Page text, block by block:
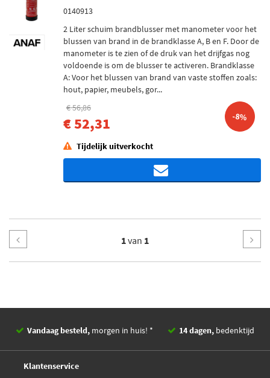
0140913
2 Liter schuim brandblusser met manometer voor het
blussen van brand in de brandklasse A, B en F. Door de
manometer is te zien of de druk van het drijfgas nog
voldoende is om de blusser te activeren. Brandklasse
A: Voor het blussen van brand van vaste stoffen zoals:
hout, papier, meubels, gor...
€ 56,86
€ 52,31 -8%
Tijdelijk uitverkocht
1van 1
Vandaag besteld, morgen in huis! * 14 dagen, bedenktijd
Klantenservice